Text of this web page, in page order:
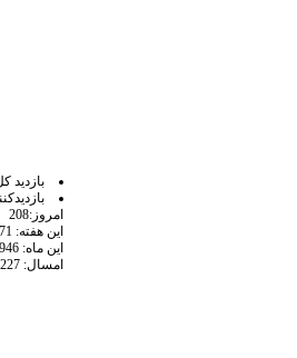
بازديد كل
امروز:208
اين هفته: 3371
اين ماه: 4946
امسال: 83227